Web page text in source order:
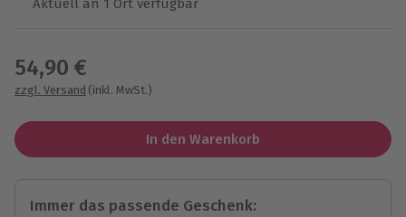
Aktuell an 1 Ort verfügbar
54,90 €
zzgl. Versand (inkl. MwSt.)
In den Warenkorb
Immer das passende Geschenk: